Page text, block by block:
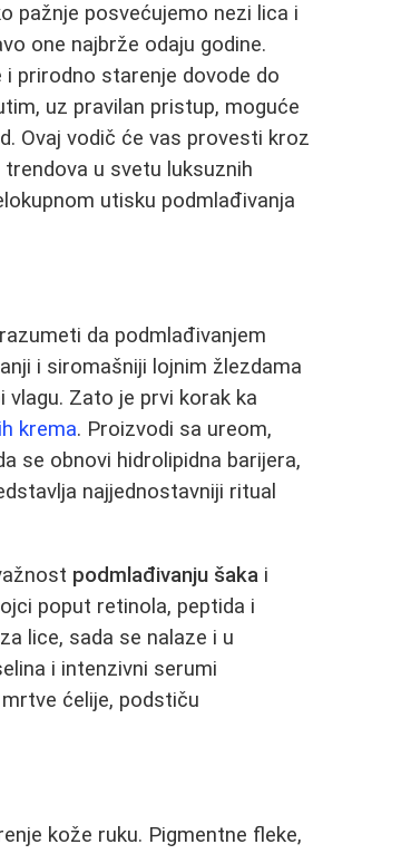
pažnje posvećujemo nezi lica i
one najbrže odaju godine.
prirodno starenje dovode do
uz pravilan pristup, moguće
Ovaj vodič će vas provesti kroz
u svetu luksuznih
utisku podmlađivanja
da podmlađivanjem
i siromašniji lojnim žlezdama
Zato je prvi korak ka
krema. Proizvodi sa ureom,
se obnovi hidrolipidna barijera,
najjednostavniji ritual
podmlađivanju šaka i
poput retinola, peptida i
lice, sada se nalaze i u
i intenzivni serumi
ćelije, podstiču
kože ruku. Pigmentne fleke,